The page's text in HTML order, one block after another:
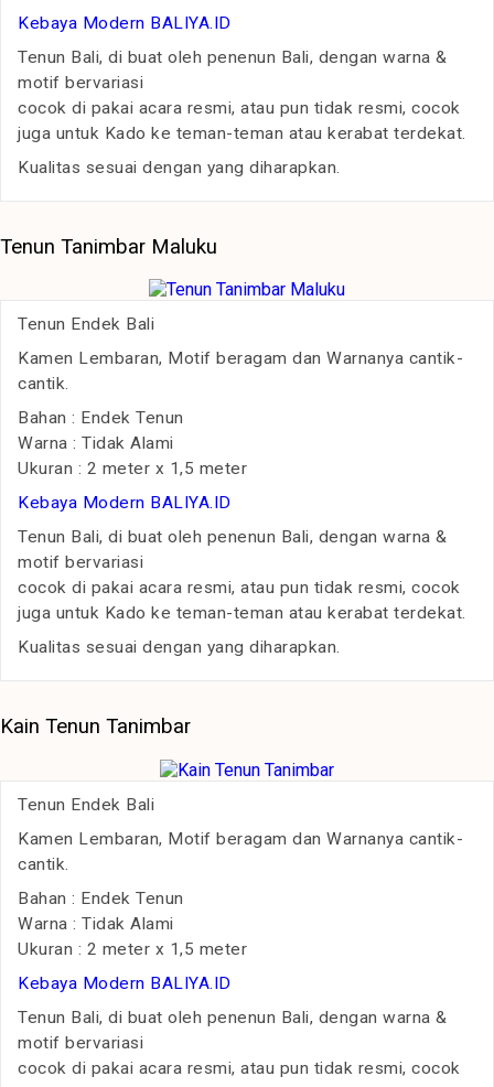
Kebaya Modern BALIYA.ID
Tenun Bali, di buat oleh penenun Bali, dengan warna &
motif bervariasi
cocok di pakai acara resmi, atau pun tidak resmi, cocok
juga untuk Kado ke teman-teman atau kerabat terdekat.
Kualitas sesuai dengan yang diharapkan.
Tenun Tanimbar Maluku
Tenun Endek Bali
Kamen Lembaran, Motif beragam dan Warnanya cantik-
cantik.
Bahan : Endek Tenun
Warna : Tidak Alami
Ukuran : 2 meter x 1,5 meter
Kebaya Modern BALIYA.ID
Tenun Bali, di buat oleh penenun Bali, dengan warna &
motif bervariasi
cocok di pakai acara resmi, atau pun tidak resmi, cocok
juga untuk Kado ke teman-teman atau kerabat terdekat.
Kualitas sesuai dengan yang diharapkan.
Kain Tenun Tanimbar
Tenun Endek Bali
Kamen Lembaran, Motif beragam dan Warnanya cantik-
cantik.
Bahan : Endek Tenun
Warna : Tidak Alami
Ukuran : 2 meter x 1,5 meter
Kebaya Modern BALIYA.ID
Tenun Bali, di buat oleh penenun Bali, dengan warna &
motif bervariasi
cocok di pakai acara resmi, atau pun tidak resmi, cocok